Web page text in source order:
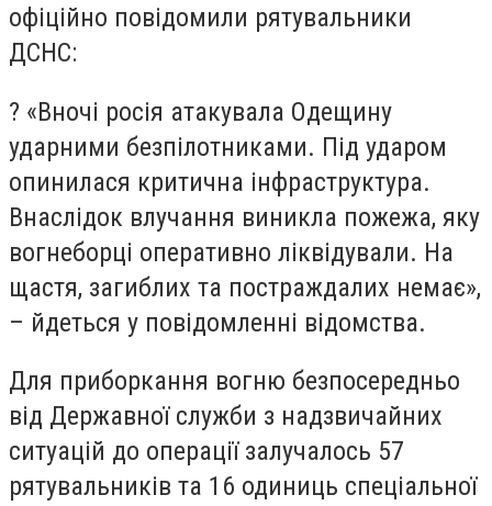
офіційно повідомили рятувальники
ДСНС:
? «Вночі росія атакувала Одещину
ударними безпілотниками. Під ударом
опинилася критична інфраструктура.
Внаслідок влучання виникла пожежа, яку
вогнеборці оперативно ліквідували. На
щастя, загиблих та постраждалих немає»,
– йдеться у повідомленні відомства.
Для приборкання вогню безпосередньо
від Державної служби з надзвичайних
ситуацій до операції залучалось 57
рятувальників та 16 одиниць спеціальної